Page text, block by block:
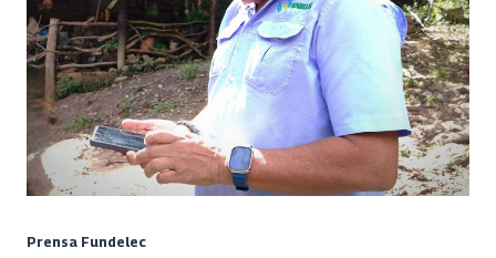
Prensa Fundelec